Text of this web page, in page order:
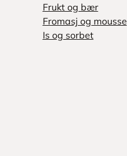
Frukt og bær
Fromasj og mousse
Is og sorbet